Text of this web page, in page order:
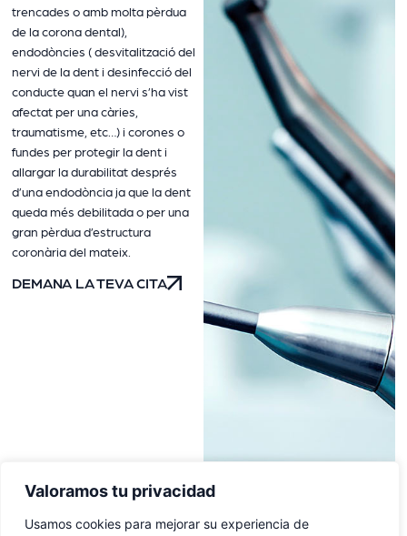
Valoramos tu privacidad
Usamos cookies para mejorar su experiencia de
trencades o amb molta pèrdua
de la corona dental),
endodòncies ( desvitalització del
nervi de la dent i desinfecció del
conducte quan el nervi s’ha vist
afectat per una càries,
traumatisme, etc…) i corones o
fundes per protegir la dent i
allargar la durabilitat després
d’una endodòncia ja que la dent
queda més debilitada o per una
gran pèrdua d’estructura
coronària del mateix.
DEMANA LA TEVA CITA